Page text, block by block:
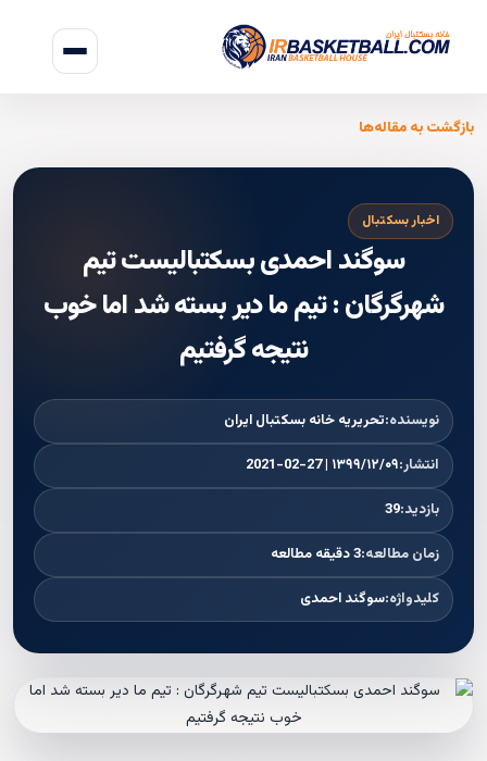
بازگشت به مقاله‌ها
اخبار بسکتبال
سوگند احمدى بسكتباليست تيم
شهرگرگان : تيم ما دير بسته شد اما خوب
نتيجه گرفتيم
نویسنده:تحریریه خانه بسکتبال ایران
انتشار:۱۳۹۹/۱۲/۰۹ | 2021-02-27
بازدید:39
زمان مطالعه:3 دقیقه مطالعه
کلیدواژه:سوگند احمدى